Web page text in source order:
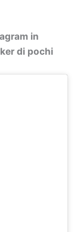
in
di pochi